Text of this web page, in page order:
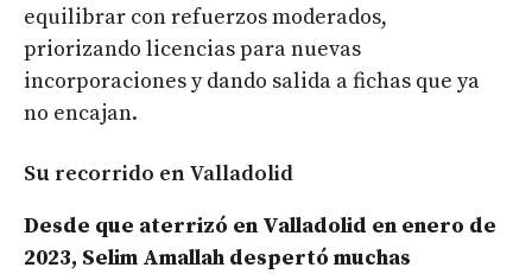
equilibrar con refuerzos moderados,
priorizando licencias para nuevas
incorporaciones y dando salida a fichas que ya
no encajan.
Su recorrido en Valladolid
Desde que aterrizó en Valladolid en enero de
2023, Selim Amallah despertó muchas